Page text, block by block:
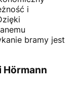
i
bramy jest
Hörmann